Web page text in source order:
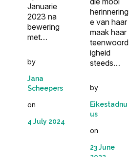
Januarie
2023 na
bewering
met…
by
Jana
Scheepers
on
4 July 2024
herinnering
e van haar
maak haar
teenwoord
igheid
steeds…
by
Eikestadnu
us
on
23 June